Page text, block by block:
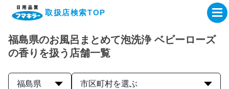
取扱店検索TOP
企業・IR情報サイト
製品情報サイト
福島県のお風呂まとめて泡洗浄 ベビーローズ
の香りを扱う店舗一覧
福島県 市区町村を選ぶ